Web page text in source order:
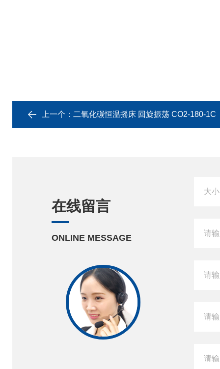
上一个： 二氧化碳恒温摇床 回旋振荡 CO2-180-1C
在线留言
ONLINE MESSAGE